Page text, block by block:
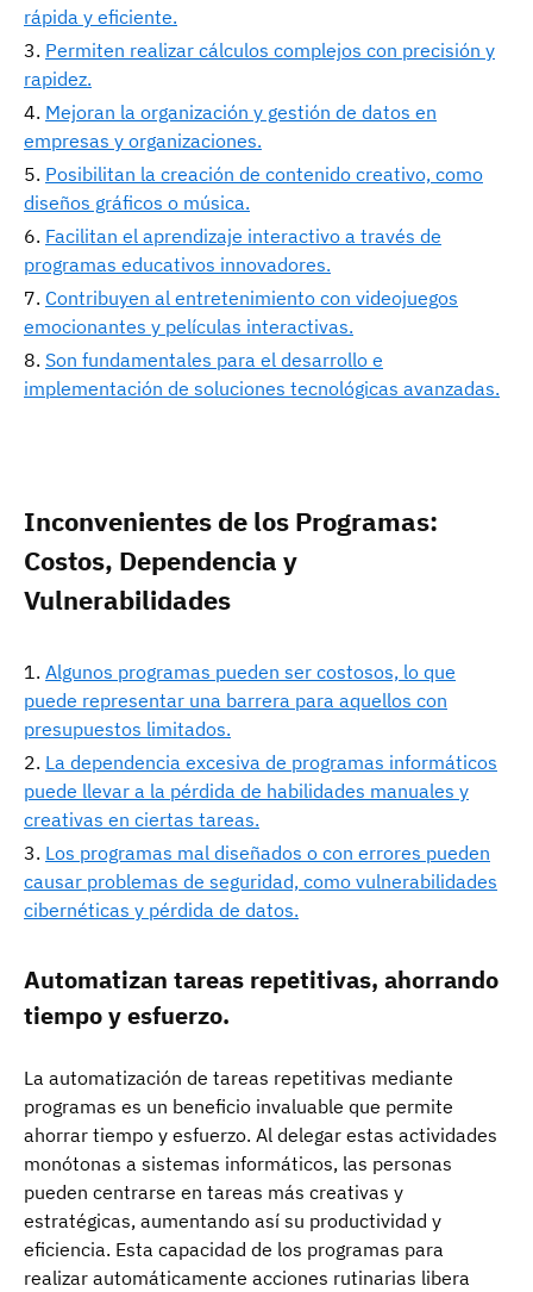
rápida y eficiente.
Permiten realizar cálculos complejos con precisión y
rapidez.
Mejoran la organización y gestión de datos en
empresas y organizaciones.
Posibilitan la creación de contenido creativo, como
diseños gráficos o música.
Facilitan el aprendizaje interactivo a través de
programas educativos innovadores.
Contribuyen al entretenimiento con videojuegos
emocionantes y películas interactivas.
Son fundamentales para el desarrollo e
implementación de soluciones tecnológicas avanzadas.
Inconvenientes de los Programas:
Costos, Dependencia y
Vulnerabilidades
Algunos programas pueden ser costosos, lo que
puede representar una barrera para aquellos con
presupuestos limitados.
La dependencia excesiva de programas informáticos
puede llevar a la pérdida de habilidades manuales y
creativas en ciertas tareas.
Los programas mal diseñados o con errores pueden
causar problemas de seguridad, como vulnerabilidades
cibernéticas y pérdida de datos.
Automatizan tareas repetitivas, ahorrando
tiempo y esfuerzo.
La automatización de tareas repetitivas mediante
programas es un beneficio invaluable que permite
ahorrar tiempo y esfuerzo. Al delegar estas actividades
monótonas a sistemas informáticos, las personas
pueden centrarse en tareas más creativas y
estratégicas, aumentando así su productividad y
eficiencia. Esta capacidad de los programas para
realizar automáticamente acciones rutinarias libera